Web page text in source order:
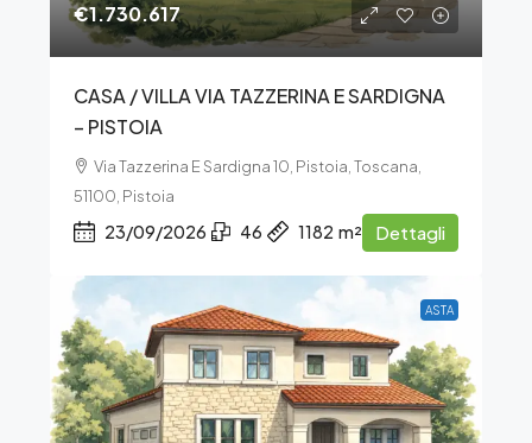
€1.730.617
CASA / VILLA VIA TAZZERINA E SARDIGNA
– PISTOIA
Via Tazzerina E Sardigna 10, Pistoia, Toscana,
51100, Pistoia
23/09/2026 46 1182 m² Dettagli
ASTA